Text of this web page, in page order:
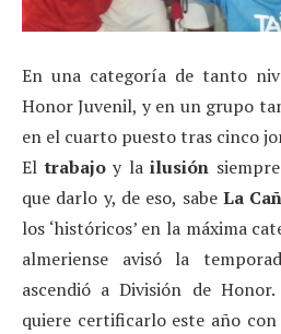
En una categoría de tanto
Honor Juvenil, y en un grupo
en el cuarto puesto tras cinco
Eltrabajoy lailusión
que darlo y, de eso, sabeLa
los ‘históricos’ en la máxima
almeriense avisó la
ascendió a División de
quiere certificarlo este año